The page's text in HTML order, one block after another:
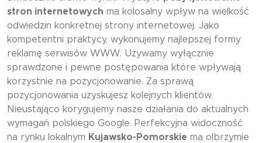
stron internetowych ma kolosalny wpływ na wielkość
odwiedzin konkretnej strony internetowej. Jako
kompetentni praktycy, wykonujemy najlepszej formy
reklamę serwisów WWW. Używamy wyłącznie
sprawdzone i pewne postępowania które wpływają
korzystnie na pozycjonowanie. Za sprawą
pozycjonowania uzyskujesz kolejnych klientów.
Nieustająco korygujemy nasze działania do aktualnych
wymagań polskiego Google. Perfekcyjna widoczność
na rynku lokalnym Kujawsko-Pomorskie ma olbrzymie